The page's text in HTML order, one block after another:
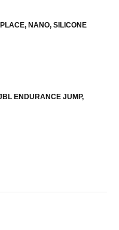
NANO, SILICONE
ENDURANCE JUMP,